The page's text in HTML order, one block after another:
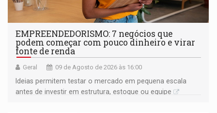
EMPREENDEDORISMO: 7 negócios que
podem começar com pouco dinheiro e virar
fonte de renda
Geral 09 de Agosto de 2026 às 16:00
Ideias permitem testar o mercado em pequena escala
antes de investir em estrutura, estoque ou equipe